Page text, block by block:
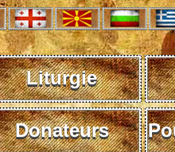
Liturgie
Donateurs